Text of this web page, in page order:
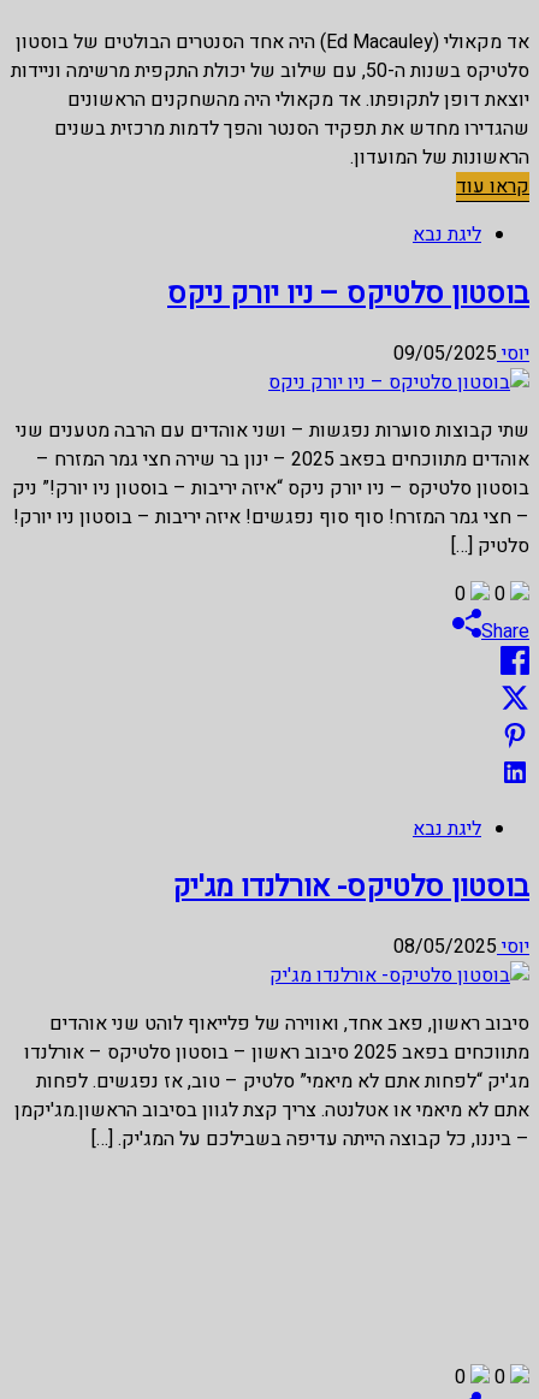
אד מקאולי (Ed Macauley) היה אחד הסנטרים הבולטים של בוסטון
סלטיקס בשנות ה-50, עם שילוב של יכולת התקפית מרשימה וניידות
יוצאת דופן לתקופתו. אד מקאולי היה מהשחקנים הראשונים
שהגדירו מחדש את תפקיד הסנטר והפך לדמות מרכזית בשנים
הראשונות של המועדון.
קראו עוד
ליגת נבא
בוסטון סלטיקס – ניו יורק ניקס
יוסי 09/05/2025
שתי קבוצות סוערות נפגשות – ושני אוהדים עם הרבה מטענים שני
אוהדים מתווכחים בפאב 2025 – ינון בר שירה חצי גמר המזרח –
בוסטון סלטיקס – ניו יורק ניקס “איזה יריבות – בוסטון ניו יורק!” ניק
– חצי גמר המזרח! סוף סוף נפגשים! איזה יריבות – בוסטון ניו יורק!
סלטיק […]
0
0
Share
ליגת נבא
בוסטון סלטיקס- אורלנדו מג'יק
יוסי 08/05/2025
סיבוב ראשון, פאב אחד, ואווירה של פלייאוף לוהט שני אוהדים
מתווכחים בפאב 2025 סיבוב ראשון – בוסטון סלטיקס – אורלנדו
מג'יק “לפחות אתם לא מיאמי” סלטיק – טוב, אז נפגשים. לפחות
אתם לא מיאמי או אטלנטה. צריך קצת לגוון בסיבוב הראשון.מג'יקמן
– ביננו, כל קבוצה הייתה עדיפה בשבילכם על המג'יק. […]
0
0